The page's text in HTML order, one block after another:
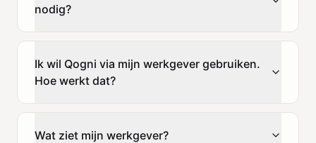
nodig?
Ik wil Qogni via mijn werkgever gebruiken.
Hoe werkt dat?
Wat ziet mijn werkgever?